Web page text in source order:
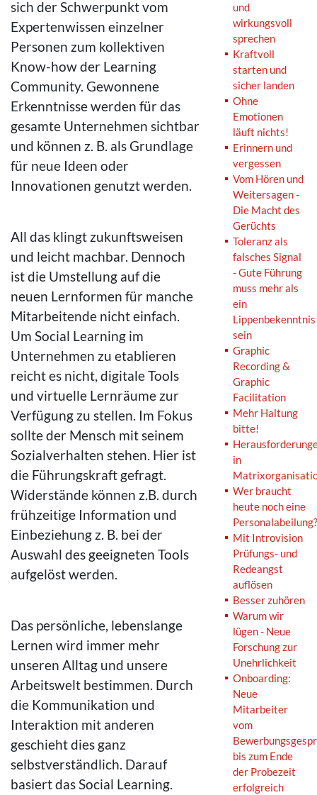
sich der Schwerpunkt vom
Expertenwissen einzelner
Personen zum kollektiven
Know-how der Learning
Community. Gewonnene
Erkenntnisse werden für das
gesamte Unternehmen sichtbar
und können z. B. als Grundlage
für neue Ideen oder
Innovationen genutzt werden.
All das klingt zukunftsweisen
und leicht machbar. Dennoch
ist die Umstellung auf die
neuen Lernformen für manche
Mitarbeitende nicht einfach.
Um Social Learning im
Unternehmen zu etablieren
reicht es nicht, digitale Tools
und virtuelle Lernräume zur
Verfügung zu stellen. Im Fokus
sollte der Mensch mit seinem
Sozialverhalten stehen. Hier ist
die Führungskraft gefragt.
Widerstände können z.B. durch
frühzeitige Information und
Einbeziehung z. B. bei der
Auswahl des geeigneten Tools
aufgelöst werden.
Das persönliche, lebenslange
Lernen wird immer mehr
unseren Alltag und unsere
Arbeitswelt bestimmen. Durch
die Kommunikation und
Interaktion mit anderen
geschieht dies ganz
selbstverständlich. Darauf
basiert das Social Learning.
und
wirkungsvoll
sprechen
Kraftvoll
starten und
sicher landen
Ohne
Emotionen
läuft nichts!
Erinnern und
vergessen
Vom Hören und
Weitersagen -
Die Macht des
Gerüchts
Toleranz als
falsches Signal
- Gute Führung
muss mehr als
ein
Lippenbekenntnis
sein
Graphic
Recording &
Graphic
Facilitation
Mehr Haltung
bitte!
in
Wer braucht
heute noch eine
Personalabeilung?
Mit Introvision
Prüfungs- und
Redeangst
auflösen
Besser zuhören
Warum wir
lügen - Neue
Forschung zur
Unehrlichkeit
Onboarding:
Neue
Mitarbeiter
vom
bis zum Ende
der Probezeit
erfolgreich